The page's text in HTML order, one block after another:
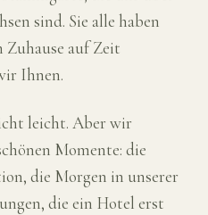
sind. Sie alle haben
Zuhause auf Zeit
Ihnen.
leicht. Aber wir
Momente: die
die Morgen in unserer
die ein Hotel erst